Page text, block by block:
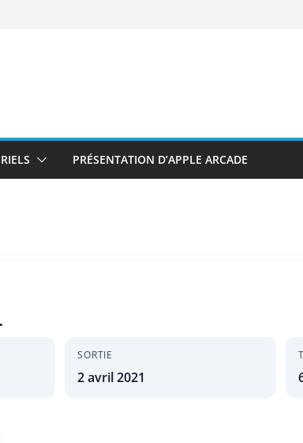
PRÉSENTATION D’APPLE ARCADE
SORTIE
2 avril 2021